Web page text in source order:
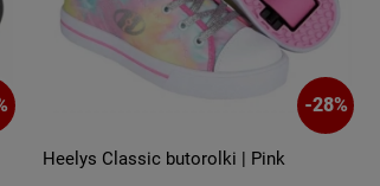
-28%
Heelys Classic butorolki | Pink